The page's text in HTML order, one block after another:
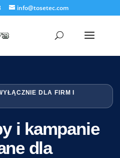
info@tosetec.com
DLA FIRM I
i kampanie
dla